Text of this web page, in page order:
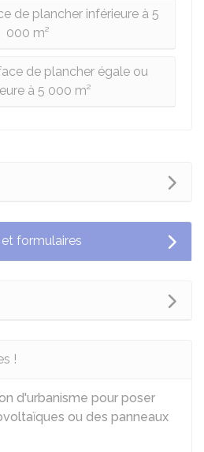
de plancher inférieure à 5
000 m²
de plancher égale ou
à 5 000 m²
formulaires
!
d'urbanisme pour poser
ou des panneaux